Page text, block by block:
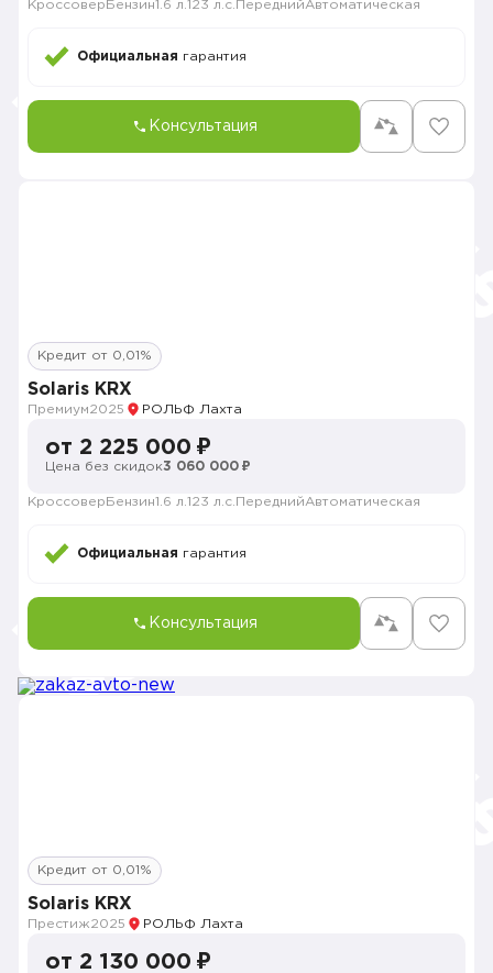
Кроссовер Бензин1.6 л. 123 л.с. ПереднийАвтоматическая
Официальная гарантия
Консультация
Кредит от 0,01%
Solaris KRX
Премиум2025 РОЛЬФ Лахта
от 2 225 000 ₽
Цена без скидок3 060 000 ₽
Кроссовер Бензин1.6 л. 123 л.с. ПереднийАвтоматическая
Официальная гарантия
Консультация
Кредит от 0,01%
Solaris KRX
Престиж2025 РОЛЬФ Лахта
от 2 130 000 ₽